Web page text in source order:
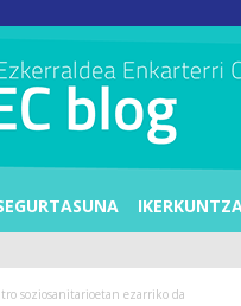
soziosanitarioetan ezarriko da